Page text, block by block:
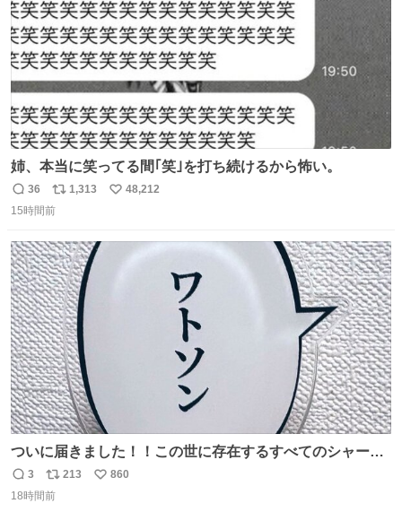
姉、本当に笑ってる間｢笑｣を打ち続けるから怖い。
返
信
36
リ
ポ
ト
数
1,313
い
48,212
15時間前
ついに届きました！！この世に存在するすべてのシャーロ
ック・ホームズに「ワトソン」と喋ってもらうためのアク
スタです！！！
返
信
3
リ
ポ
213
い
860
18時間前